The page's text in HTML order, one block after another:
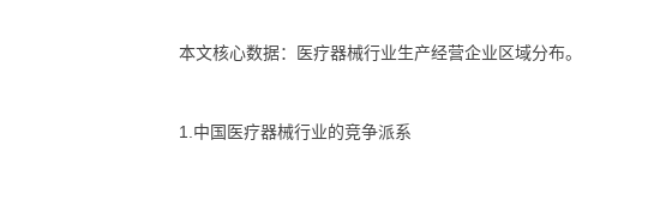
本文核心数据：医疗器械行业生产经营企业区域分布。
1.中国医疗器械行业的竞争派系